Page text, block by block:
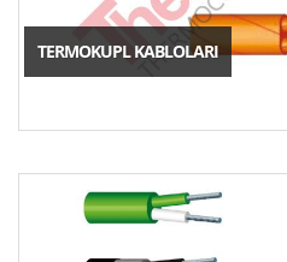
TERMOKUPL KABLOLARI